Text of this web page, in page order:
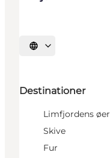
Vælg sprog
Destinationer
Limfjordens øer
Skive
Fur